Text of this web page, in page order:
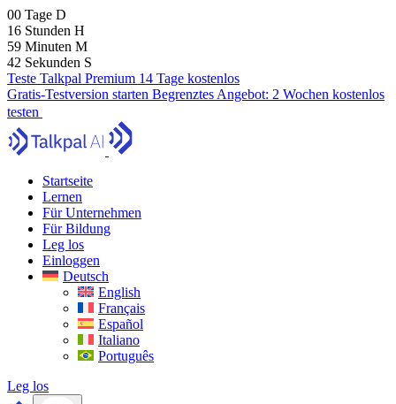
00 Tage D
16 Stunden H
59 Minuten M
41 Sekunden S
Teste Talkpal Premium 14 Tage kostenlos
Gratis-Testversion starten Begrenztes Angebot: 2 Wochen kostenlos
testen
Startseite
Lernen
Für Unternehmen
Für Bildung
Leg los
Einloggen
Deutsch
English
Français
Español
Italiano
Português
Leg los